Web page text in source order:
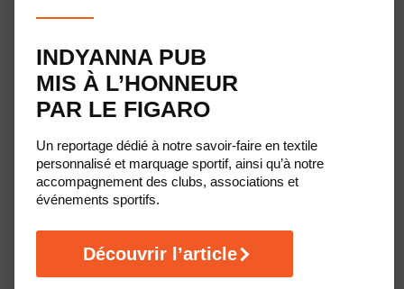
INDYANNA PUB
MIS À L’HONNEUR
PAR LE FIGARO
Un reportage dédié à notre savoir-faire en textile
personnalisé et marquage sportif, ainsi qu’à notre
accompagnement des clubs, associations et
événements sportifs.
Découvrir l’article